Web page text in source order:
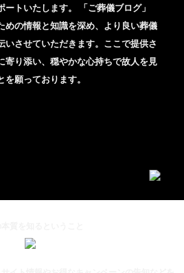
トいたします。 「ご葬儀ブログ」
めの情報と知識を深め、より良い葬儀
いさせていただきます。ここで提供さ
寄り添い、穏やかな心持ちで故人を見
願っております。